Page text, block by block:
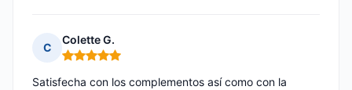
C
Colette G.
Nota: 5 de 5
Satisfecha con los complementos así como con la